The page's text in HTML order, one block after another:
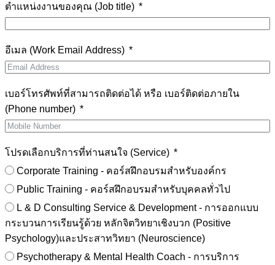
ตำแหน่งงานของคุณ (Job title)
อีเมล (Work Email Address)
เบอร์โทรศัพท์ที่สามารถติดต่อได้ หรือ เบอร์ติดต่อภายใน
(Phone number)
โปรดเลือกบริการที่ท่านสนใจ (Service)
Corporate Training - คอร์สฝึกอบรมสำหรับองค์กร
Public Training - คอร์สฝึกอบรมสำหรับบุคคลทั่วไป
L & D Consulting Service & Development - การออกแบบ
กระบวนการเรียนรู้ด้วย หลักจิตวิทยาเชิงบวก (Positive
Psychology)และประสาทวิทยา (Neuroscience)
Psychotherapy & Mental Health Coach - การบริการ